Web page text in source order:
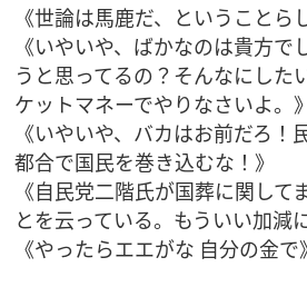
《世論は馬鹿だ、ということら
《いやいや、ばかなのは貴方で
うと思ってるの？そんなにした
ケットマネーでやりなさいよ。》
《いやいや、バカはお前だろ！
都合で国民を巻き込むな！》
《自民党二階氏が国葬に関して
とを云っている。もういい加減
《やったらエエがな 自分の金で